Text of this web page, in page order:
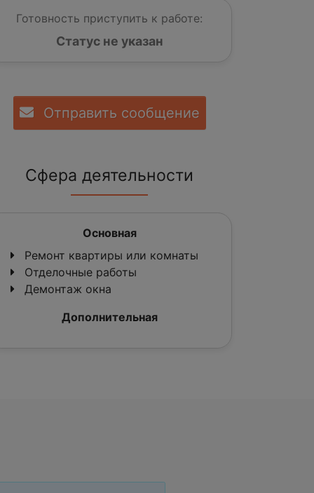
Готовность приступить к работе:
Статус не указан
Отправить сообщение
Сфера деятельности
Основная
Ремонт квартиры или комнаты
Отделочные работы
Демонтаж окна
Дополнительная